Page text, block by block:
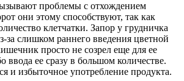
проблемы с отхождением
они этому способствуют, так как
клетчатки. Запор у грудничка
за слишком раннего введения цветной
просто не созрел еще для ее
ввода ее сразу в большом количестве.
и избыточное употребление продукта.